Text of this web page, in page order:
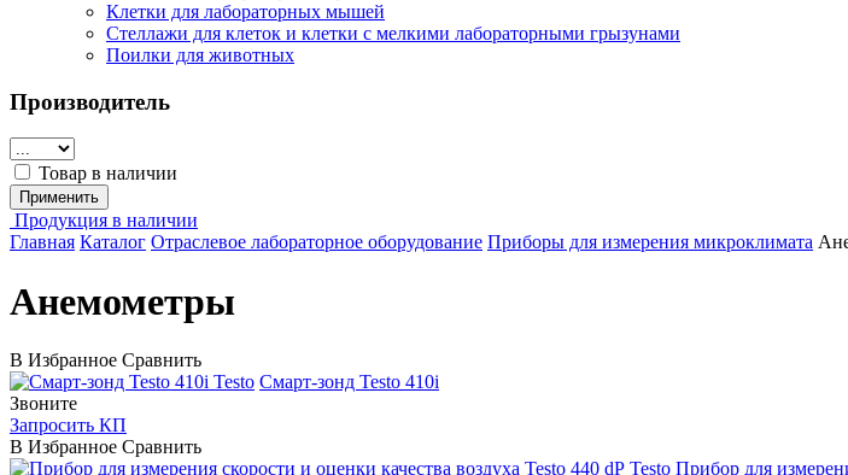
Клетки для лабораторных мышей
Стеллажи для клеток и клетки с мелкими лабораторными грызунами
Поилки для животных
Производитель
Товар в наличии
Применить
Продукция в наличии
Главная Каталог Отраслевое лабораторное оборудование Приборы для измерения микроклимата
Анемометры
В Избранное Сравнить
Testo Смарт-зонд Testo 410i
Звоните
Запросить КП
В Избранное Сравнить
Testo Прибор для